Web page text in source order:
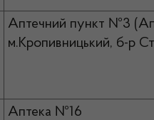
Аптечний пункт №3
м.Кропивницький, б-р
Аптека №16